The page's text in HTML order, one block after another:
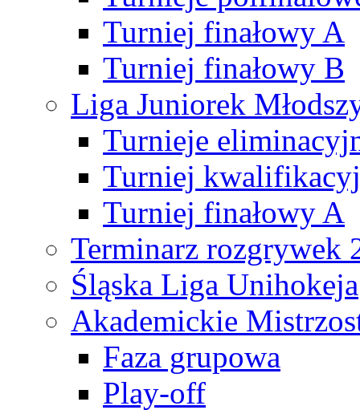
Turniej finałowy A
Turniej finałowy B
Liga Juniorek
Turnieje
Turniej
Turniej finałowy A
Terminarz rozgrywek
Śląska Liga Unihokeja
Akademickie
Faza grupowa
Play-off